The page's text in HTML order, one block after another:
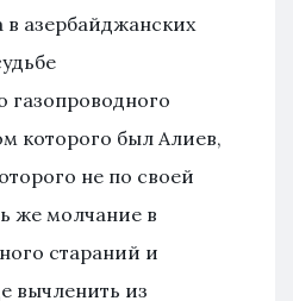
в азербайджанских
газопроводного
которого был Алиев,
не по своей
же молчание в
стараний и
вычленить из